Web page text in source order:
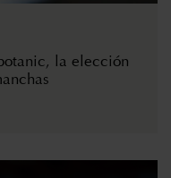
la elección